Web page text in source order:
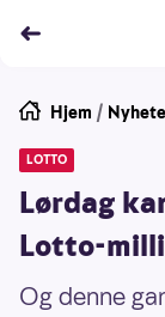
Hjem /
LOTTO
Lørdag
Lotto-
Og denne